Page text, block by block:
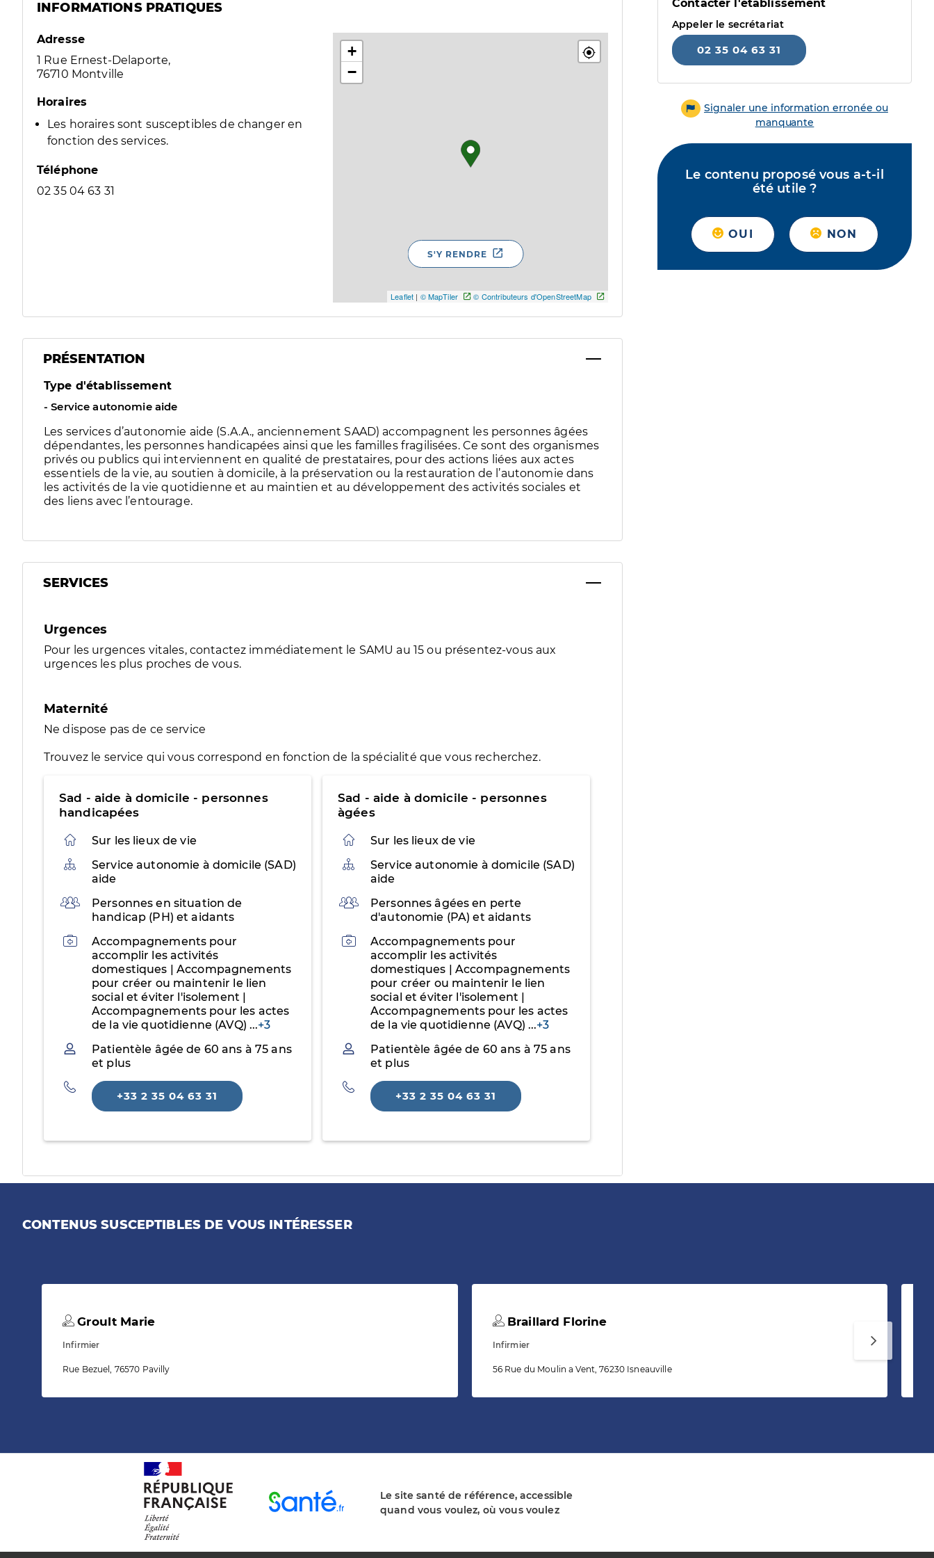
INFORMATIONS PRATIQUES
Adresse
1 Rue Ernest-Delaporte,
76710 Montville
Horaires
Les horaires sont susceptibles de changer en
fonction des services.
Téléphone
02 35 04 63 31
+
−
Leaflet | © MapTiler © Contributeurs d'OpenStreetMap
S'Y RENDRE
PRÉSENTATION
Type d'établissement
- Service autonomie aide
Les services d’autonomie aide (S.A.A., anciennement SAAD) accompagnent les personnes âgées
dépendantes, les personnes handicapées ainsi que les familles fragilisées. Ce sont des organismes
privés ou publics qui interviennent en qualité de prestataires, pour des actions liées aux actes
essentiels de la vie, au soutien à domicile, à la préservation ou la restauration de l’autonomie dans
les activités de la vie quotidienne et au maintien et au développement des activités sociales et
des liens avec l’entourage.
SERVICES
Urgences
Pour les urgences vitales, contactez immédiatement le SAMU au 15 ou présentez-vous aux
urgences les plus proches de vous.
Maternité
Ne dispose pas de ce service
Trouvez le service qui vous correspond en fonction de la spécialité que vous recherchez.
Sad - aide à domicile - personnes
handicapées
Sur les lieux de vie
Organisation
Service autonomie à domicile (SAD)
aide
PublicPersonnes en situation de
handicap (PH) et aidants
ActivitésAccompagnements pour
accomplir les activités
domestiques | Accompagnements
pour créer ou maintenir le lien
social et éviter l'isolement |
Accompagnements pour les actes
de la vie quotidienne (AVQ)...+3
PatientèlePatientèle âgée de 60 ans à 75 ans
et plus
Téléphone
+33 2 35 04 63 31
Sad - aide à domicile - personnes
àgées
Sur les lieux de vie
Organisation
Service autonomie à domicile (SAD)
aide
PublicPersonnes âgées en perte
d'autonomie (PA) et aidants
ActivitésAccompagnements pour
accomplir les activités
domestiques | Accompagnements
pour créer ou maintenir le lien
social et éviter l'isolement |
Accompagnements pour les actes
de la vie quotidienne (AVQ)...+3
PatientèlePatientèle âgée de 60 ans à 75 ans
et plus
Téléphone
+33 2 35 04 63 31
Contacter l'établissement
Appeler le secrétariat
02 35 04 63 31
Signaler une information erronée ou
manquante
Le contenu proposé vous a-t-il
été utile ?
OUI NON
CONTENUS SUSCEPTIBLES DE VOUS INTÉRESSER
Groult Marie
Infirmier
Rue Bezuel, 76570 Pavilly
Braillard Florine
Infirmier
56 Rue du Moulin a Vent, 76230 Isneauville
Le site santé de référence, accessible
quand vous voulez, où vous voulez